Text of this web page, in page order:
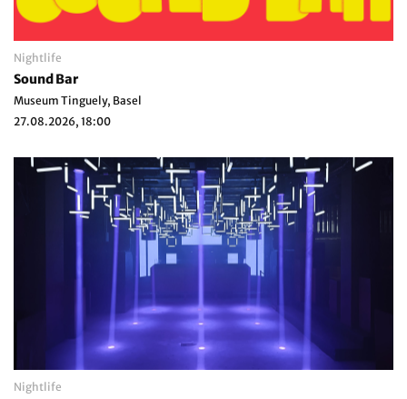
Nightlife
Sound Bar
Museum Tinguely, Basel
27.08.2026, 18:00
Nightlife